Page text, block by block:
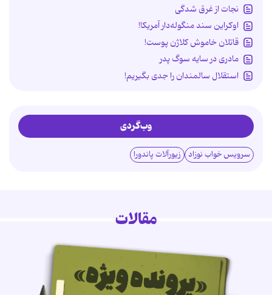
نجات از غرق شدگی
اوکراین سند منگوله‌دار آمریکا!
قاتلان خاموش کلاژن پوست!
مادری در سایه سوگ پدر
استقلال سالمندان را جدی بگیریم!
وب‌گردی
سرویس خواب نوزاد زیورآلات پاندورا
مقالات